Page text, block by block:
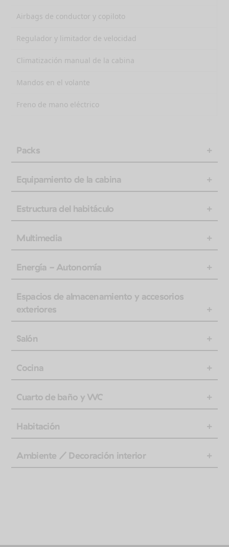
Airbags de conductor y copiloto
Regulador y limitador de velocidad
Climatización manual de la cabina
Mandos en el volante
Freno de mano eléctrico
Packs
Equipamiento de la cabina
Estructura del habitáculo
Multimedia
Energía - Autonomía
Espacios de almacenamiento y accesorios
exteriores
Salón
Cocina
Cuarto de baño y WC
Habitación
Ambiente / Decoración interior